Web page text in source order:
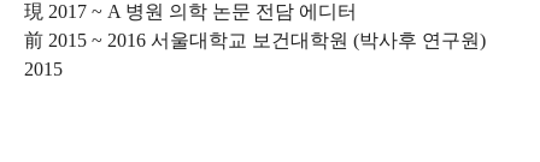
現 2017 ~ A 병원 의학 논문 전담 에디터
前 2015 ~ 2016 서울대학교 보건대학원 (박사후 연구원)
2015